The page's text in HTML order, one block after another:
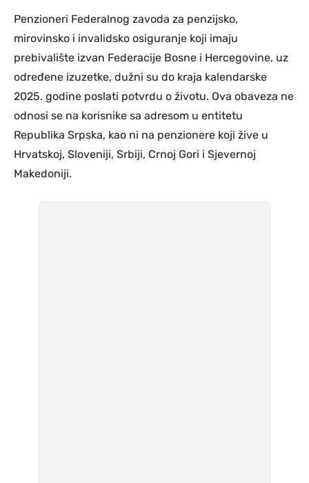
Penzioneri Federalnog zavoda za penzijsko,
mirovinsko i invalidsko osiguranje koji imaju
prebivalište izvan Federacije Bosne i Hercegovine, uz
određene izuzetke, dužni su do kraja kalendarske
2025. godine poslati potvrdu o životu. Ova obaveza ne
odnosi se na korisnike sa adresom u entitetu
Republika Srpska, kao ni na penzionere koji žive u
Hrvatskoj, Sloveniji, Srbiji, Crnoj Gori i Sjevernoj
Makedoniji.